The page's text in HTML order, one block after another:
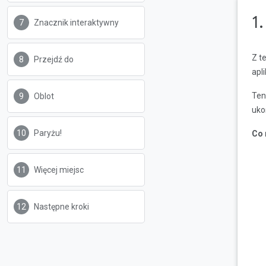
Znacznik interaktywny
Przejdź do
Oblot
Paryżu!
Więcej miejsc
Następne kroki
Z
Co